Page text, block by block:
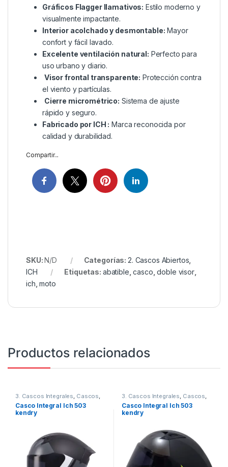
Gráficos Flagger llamativos: Estilo moderno y
visualmente impactante.
Interior acolchado y desmontable: Mayor
confort y fácil lavado.
Excelente ventilación natural: Perfecto para
uso urbano y diario.
Visor frontal transparente: Protección contra
el viento y partículas.
Cierre micrométrico: Sistema de ajuste
rápido y seguro.
Fabricado por ICH : Marca reconocida por
calidad y durabilidad.
Compartir...
SKU:N/D Categorías: 2. Cascos Abiertos
ICH
Etiquetas: abatible ,casco ,doble visor,
ich ,moto
Productos relacionados
3. Cascos Integrales, Cascos,
ICH
Casco Integral Ich 503
kendry
3. Cascos Integrales, Cascos,
ICH
Casco Integral Ich 503
kendry